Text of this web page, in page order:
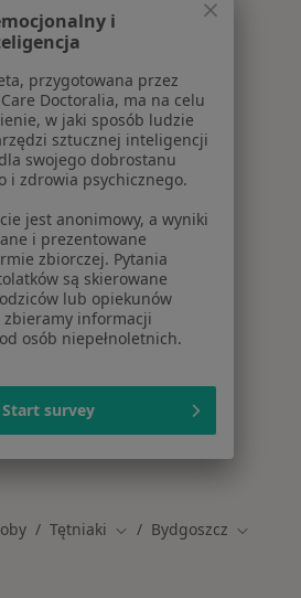
W pobliżu Bydgoszczy
w Bydgoszczy
Bydgoszczy
Schorzenia w Bydgoszczy
Tętniaki Zmień miasto
Bydgoszcz Zmień
i
przygotowana przez
Doctoralia, ma na celu
w jaki sposób ludzie
sztucznej inteligencji
swojego dobrostanu
i zdrowia psychicznego.
jest anonimowy, a wyniki
i prezentowane
zbiorczej. Pytania
są skierowane
lub opiekunów
informacji
osób niepełnoletnich.
Start survey